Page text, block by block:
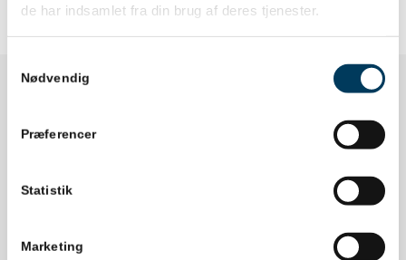
de har indsamlet fra din brug af deres tjenester.
Nødvendig
Præferencer
Statistik
Marketing
DTU Science Park | Deep Tech
2970 Hørsholm